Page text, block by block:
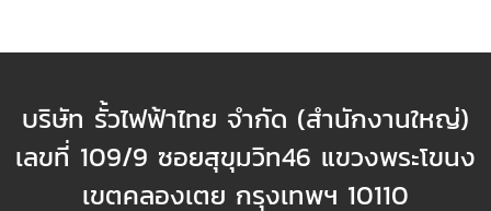
บริษัท รั้วไฟฟ้าไทย จำกัด (สำนักงานใหญ่)
เลขที่ 109/9 ซอยสุขุมวิท46 แขวงพระโขนง
เขตคลองเตย กรุงเทพฯ 10110